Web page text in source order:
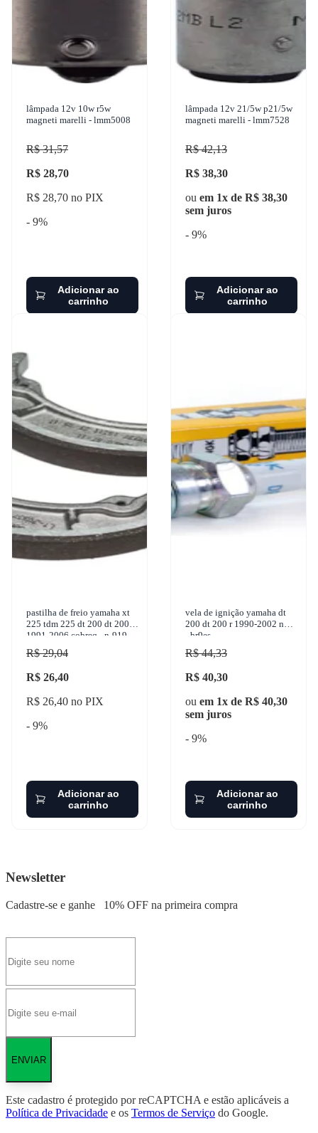
lâmpada 12v 10w r5w
magneti marelli - lmm5008
R$ 31,57
R$ 28,70
R$ 28,70 no PIX
- 9%
Adicionar ao
carrinho
lâmpada 12v 21/5w p21/5w
magneti marelli - lmm7528
R$ 42,13
R$ 38,30
ou em 1x de R$ 38,30
sem juros
- 9%
Adicionar ao
carrinho
pastilha de freio yamaha xt
225 tdm 225 dt 200 dt 200 r
1991-2006 cobreq - n-919
R$ 29,04
R$ 26,40
R$ 26,40 no PIX
- 9%
Adicionar ao
carrinho
vela de ignição yamaha dt
200 dt 200 r 1990-2002 ngk
- br9es
R$ 44,33
R$ 40,30
ou em 1x de R$ 40,30
sem juros
- 9%
Adicionar ao
carrinho
Newsletter
Cadastre-se e ganhe 10% OFF na primeira compra
ENVIAR
Este cadastro é protegido por reCAPTCHA e estão aplicáveis a
Política de Privacidade e os Termos de Serviço do Google.